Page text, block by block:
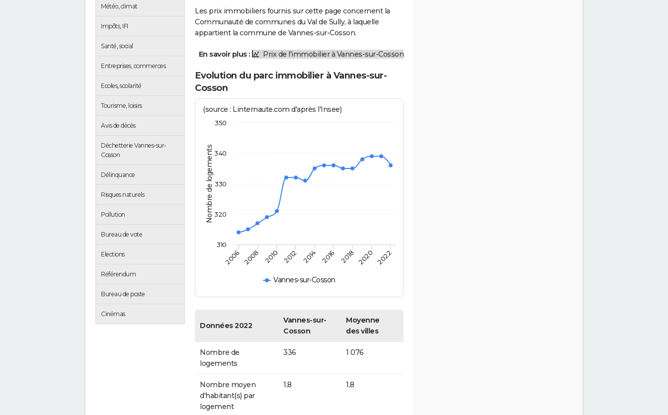
Météo, climat
Impôts, IFI
Santé, social
Entreprises, commerces
Ecoles, scolarité
Tourisme, loisirs
Avis de décès
Déchetterie Vannes-sur-
Cosson
Délinquance
Risques naturels
Pollution
Bureau de vote
Elections
Référendum
Bureau de poste
Cinémas
Les prix immobiliers fournis sur cette page concernent la
Communauté de communes du Val de Sully, à laquelle
appartient la commune de Vannes-sur-Cosson.
En savoir plus : Prix de l'immobilier à Vannes-sur-Cosson
Evolution du parc immobilier à Vannes-sur-
Cosson
Nombre de logements
(source : Linternaute.com d'après l'Insee)
Vannes-sur-Cosson
2006 2008 2010 2012 2014 2016 2018 2020 2022
310
320
330
340
350
Données 2022
Vannes-sur-
Cosson
Moyenne
des villes
Nombre de
logements
336 1 076
Nombre moyen
d'habitant(s) par
logement
1,8 1,8